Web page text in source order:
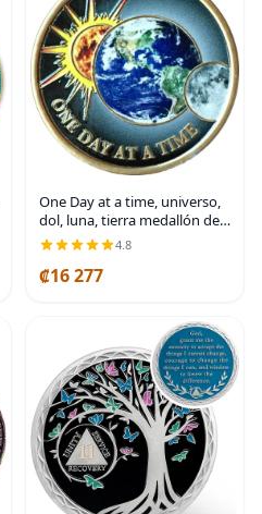
One Day at a time, universo,
dol, luna, tierra medallón de
color chip con oración de
serenidad
4.8
₡16 277